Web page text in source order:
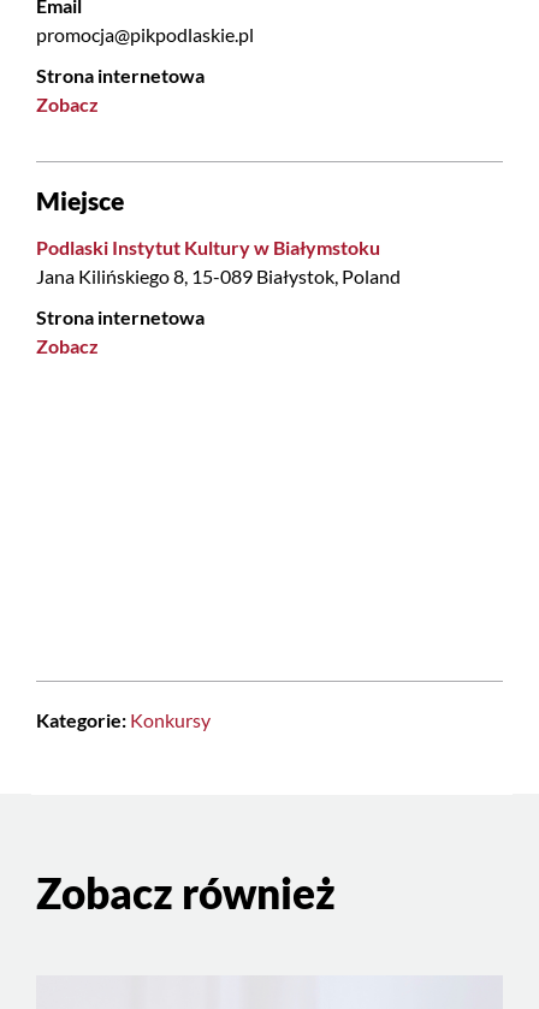
Email
promocja@pikpodlaskie.pl
Strona internetowa
Zobacz
Miejsce
Podlaski Instytut Kultury w Białymstoku
Jana Kilińskiego 8, 15-089 Białystok, Poland
Strona internetowa
Zobacz
Kategorie: Konkursy
Zobacz również